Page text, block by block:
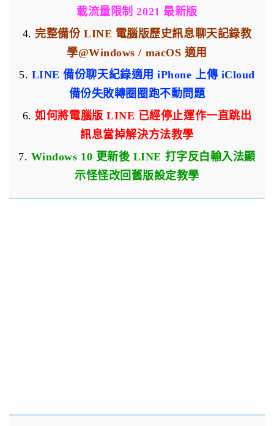
載流量限制 2021 最新版
4.完整備份 LINE 電腦版歷史訊息聊天記錄教
學@Windows / macOS 適用
5. LINE 備份聊天紀錄適用 iPhone 上傳 iCloud
備份失敗轉圈圈跑不動問題
6.如何將電腦版 LINE 已經停止運作一直跳出
訊息當掉解決方法教學
7. Windows 10 更新後 LINE 打字反白輸入法顯
示怪怪改回舊版設定教學